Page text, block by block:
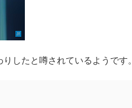
したと噂されているようです。